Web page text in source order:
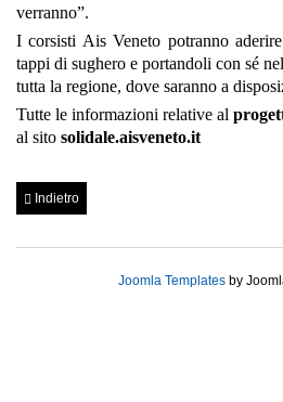
verranno”.
I corsisti Ais Veneto potranno
tappi di sughero e portandoli con sé
tutta la regione, dove saranno a
Tutte le informazioni relative al
al sito solidale.aisveneto.it
Indietro
Joomla Templatesby